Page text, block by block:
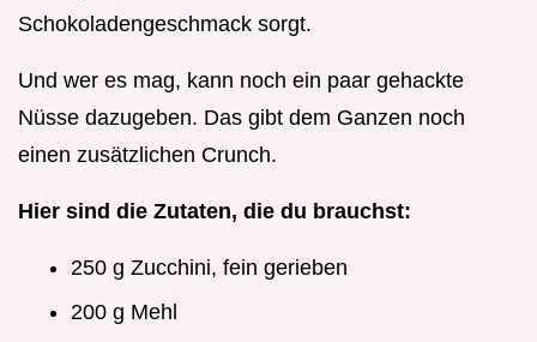
Schokoladengeschmack sorgt.
Und wer es mag, kann noch ein paar gehackte
Nüsse dazugeben. Das gibt dem Ganzen noch
einen zusätzlichen Crunch.
Hier sind die Zutaten, die du brauchst:
250 g Zucchini, fein gerieben
200 g Mehl